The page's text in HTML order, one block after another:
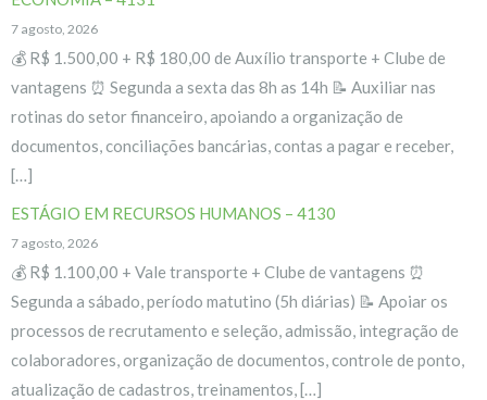
7 agosto, 2026
💰 R$ 1.500,00 + R$ 180,00 de Auxílio transporte + Clube de
vantagens ⏰ Segunda a sexta das 8h as 14h 📝 Auxiliar nas
rotinas do setor financeiro, apoiando a organização de
documentos, conciliações bancárias, contas a pagar e receber,
[…]
ESTÁGIO EM RECURSOS HUMANOS – 4130
7 agosto, 2026
💰 R$ 1.100,00 + Vale transporte + Clube de vantagens ⏰
Segunda a sábado, período matutino (5h diárias) 📝 Apoiar os
processos de recrutamento e seleção, admissão, integração de
colaboradores, organização de documentos, controle de ponto,
atualização de cadastros, treinamentos, […]